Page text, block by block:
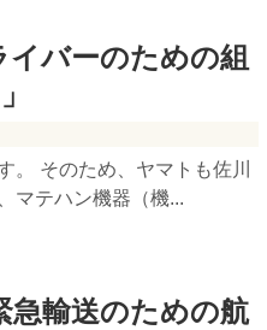
イバーのための組
。 そのため、ヤマトも佐川
マテハン機器（機...
急輸送のための航